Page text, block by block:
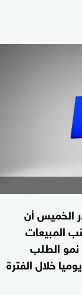
الخميس أن
المبيعات
نمو الطلب
ألف برميل يوميا خلال الفترة